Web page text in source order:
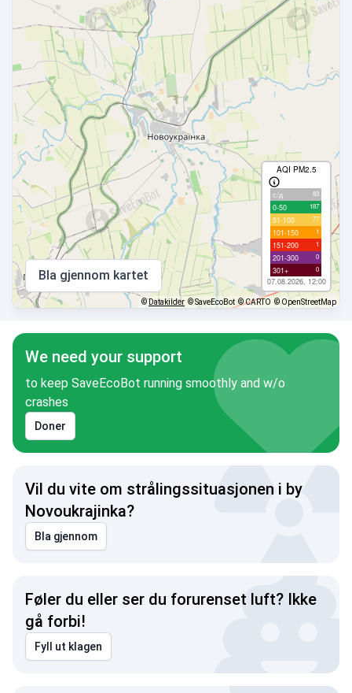
AQI PM2.5
с/д 83
0-50 187
51-100 77
101-150 1
151-200 1
201-300 0
301+ 0
07.08.2026, 12:00
Bla gjennom kartet
©Datakilder © SaveEcoBot © CARTO © OpenStreetMap
We need your support
to keep SaveEcoBot running smoothly and w/o
crashes
Doner
Vil du vite om strålingssituasjonen i by
Novoukrajinka?
Bla gjennom
Føler du eller ser du forurenset luft? Ikke
gå forbi!
Fyll ut klagen